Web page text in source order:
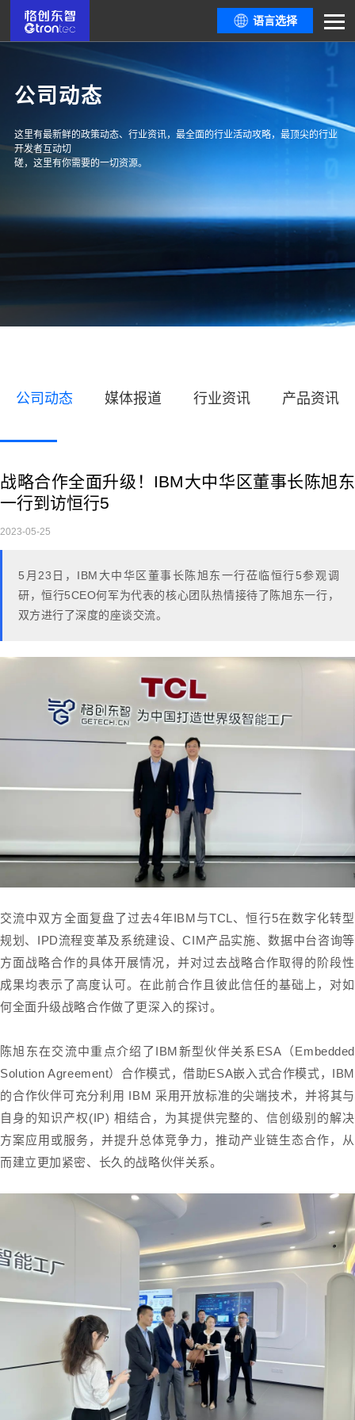
语言选择
公司动态
这里有最新鲜的政策动态、行业资讯，最全面的行业活动攻略，最顶尖的行业
开发者互动切
磋，这里有你需要的一切资源。
公司动态 媒体报道 行业资讯 产品资讯
战略合作全面升级！IBM大中华区董事长陈旭东
一行到访恒行5
2023-05-25
5 月 23 日， IBM 大中华区董事长陈旭东一行莅临恒行5参观调
研，恒行5CEO何军为代表的核心团队热情接待了陈旭东一行，
双方进行了深度的座谈交流。
交流中双方全面复盘了过去4年IBM与TCL、恒行5在数字化转型
规划、IPD流程变革及系统建设、CIM产品实施、数据中台咨询等
方面战略合作的具体开展情况，并对过去战略合作取得的阶段性
成果均表示了高度认可。在此前合作且彼此信任的基础上，对如
何全面升级战略合作做了更深入的探讨。
陈旭东在交流中重点介绍了IBM新型伙伴关系ESA（Embedded
Solution Agreement）合作模式，借助ESA嵌入式合作模式，IBM
的合作伙伴可充分利用 IBM 采用开放标准的尖端技术，并将其与
自身的知识产权(IP) 相结合，为其提供完整的、信创级别的解决
方案应用或服务，并提升总体竞争力，推动产业链生态合作，从
而建立更加紧密、长久的战略伙伴关系。